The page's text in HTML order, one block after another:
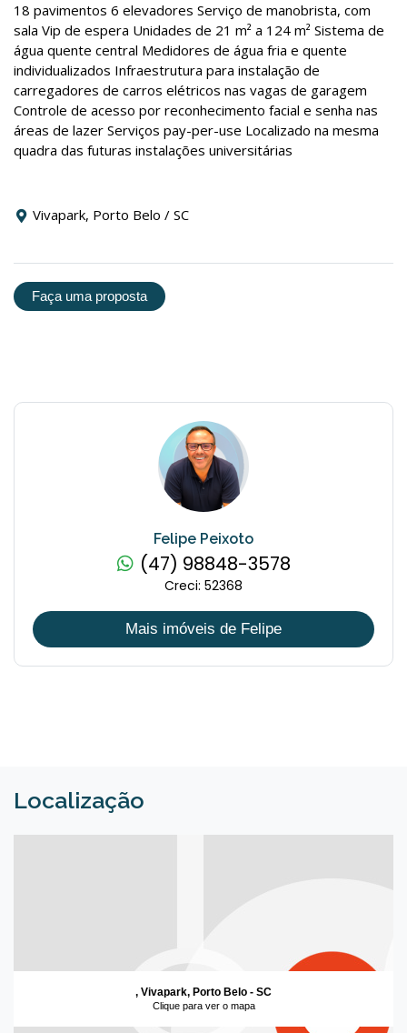
18 pavimentos 6 elevadores Serviço de manobrista, com
sala Vip de espera Unidades de 21 m² a 124 m² Sistema de
água quente central Medidores de água fria e quente
individualizados Infraestrutura para instalação de
carregadores de carros elétricos nas vagas de garagem
Controle de acesso por reconhecimento facial e senha nas
áreas de lazer Serviços pay-per-use Localizado na mesma
quadra das futuras instalações universitárias
Vivapark, Porto Belo / SC
Faça uma proposta
Felipe Peixoto
(47) 98848-3578
Creci: 52368
Mais imóveis de Felipe
Localização
, Vivapark, Porto Belo - SC
Clique para ver o mapa